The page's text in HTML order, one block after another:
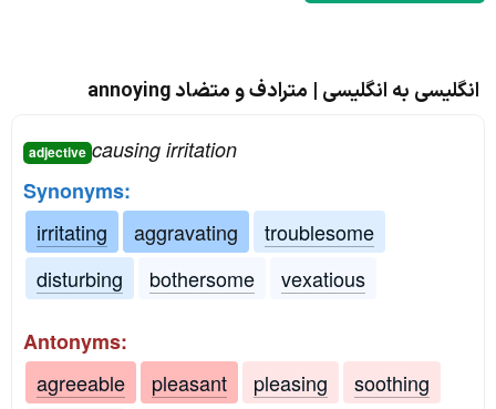
انگلیسی به انگلیسی | مترادف و متضاد annoying
adjective causing irritation
Synonyms:
irritating
aggravating
troublesome
disturbing
bothersome vexatious
Antonyms:
agreeable
pleasant pleasing
soothing